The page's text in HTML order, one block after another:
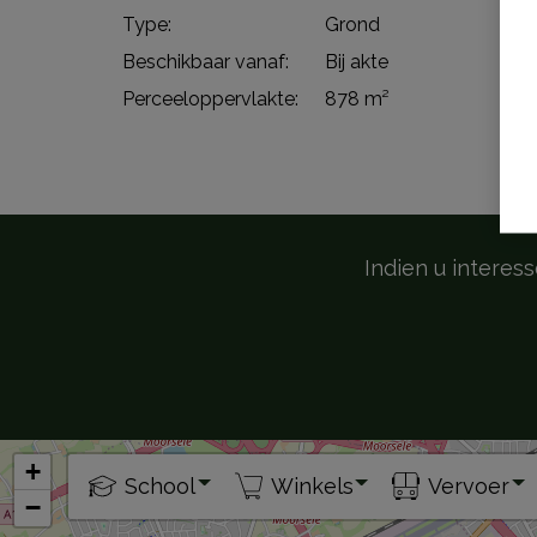
Type:
Grond
Beschikbaar vanaf:
Bij akte
Perceeloppervlakte:
878 m²
Indien u
+
−
School Winkels Vervoer